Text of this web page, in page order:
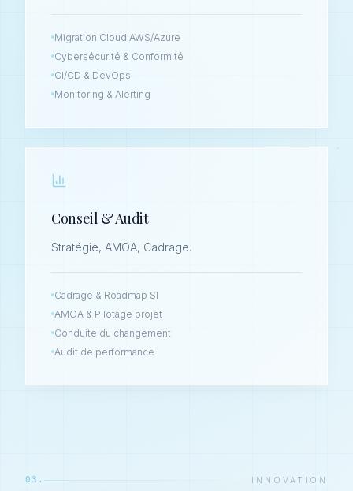
Migration Cloud AWS/Azure
Cybersécurité & Conformité
CI/CD & DevOps
Monitoring & Alerting
Conseil & Audit
Stratégie, AMOA, Cadrage.
Cadrage & Roadmap SI
AMOA & Pilotage projet
Conduite du changement
Audit de performance
03. INNOVATION